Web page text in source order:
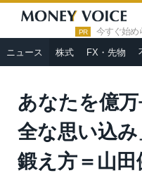
PR 今すぐ始め
ニュース 株式 FX・先物
HOME » ニュース »
あ
み」と「投資脳」の鍛え方＝
あなたを億
全な思い込
鍛え方＝山田